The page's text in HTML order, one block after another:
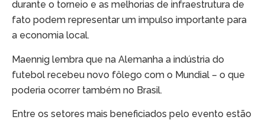
durante o torneio e as melhorias de infraestrutura de
fato podem representar um impulso importante para
a economia local.
Maennig lembra que na Alemanha a indústria do
futebol recebeu novo fôlego com o Mundial – o que
poderia ocorrer também no Brasil.
Entre os setores mais beneficiados pelo evento estão